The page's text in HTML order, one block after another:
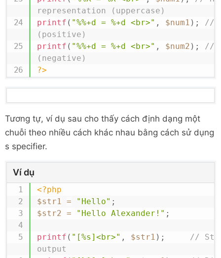
representation (uppercase)
printf ( "%%+d = %+d <br>" , $num1 ) ;
//
(positive)
printf ( "%%+d = %+d <br>" , $num2 ) ;
//
(negative)
?>
Tương tự, ví dụ sau cho thấy cách định dạng một
chuỗi theo nhiều cách khác nhau bằng cách sử dụng
s specifier.
Ví dụ
<?php
$str1 = "Hello" ;
$str2 = "Hello Alexander!" ;
printf ( "[%s]<br>" , $str1 ) ;
//
output